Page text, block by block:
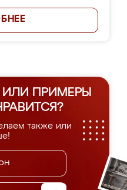
ИЛИ ПРИМЕРЫ
также или